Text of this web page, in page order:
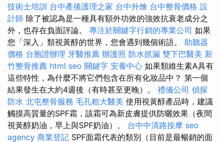
技術士培訓 台中產後護理之家 台中外燴 台中整骨價格 設
計師 除了被認為是一種具有額外功效的強效抗衰老成分之
外，也存在負面評論。 專注於關鍵字行銷的專業公司 如果
您「深入」類視黃醇的世界，您會遇到幾個術語。 助聽器
價格 台胞證辦理 牙醫推薦 辦護照 防水抓漏 雙下巴醫美 新
竹整骨推薦 html seo 關鍵字 安養中心 如果類維生素A具有
這些特性，為什麼不將它們包含在所有化妝品中？ 第一個
結果發生在大約4週後（有時甚至更晚）。 禮儀公司 偵探
防水 北屯整骨服務 毛孔粗大醫美 使用視黃醇產品時，建議
觸摸高質量的SPF霜，該霜可為新皮膚提供防曬效果（夜間
視黃醇奶油，早上與SPF奶油）。 台中中清路按摩 seo
agency 商業登記 SPF面霜代表的類別（目前是最暢銷的面